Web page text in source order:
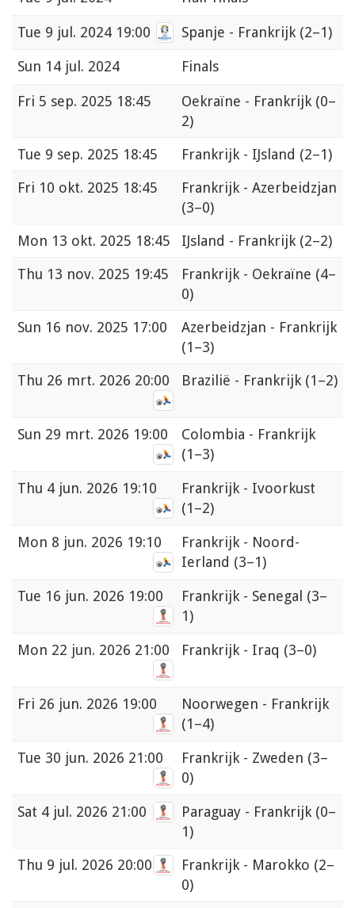
Tue 9 jul. 2024 19:00 Spanje - Frankrijk (2–1)
Sun 14 jul. 2024 Finals
Fri 5 sep. 2025 18:45 Oekraïne - Frankrijk (0–
2)
Tue 9 sep. 2025 18:45 Frankrijk - IJsland (2–1)
Fri 10 okt. 2025 18:45
Frankrijk - Azerbeidzjan
(3–0)
Mon 13 okt. 2025 18:45 IJsland - Frankrijk (2–2)
Thu 13 nov. 2025 19:45 Frankrijk - Oekraïne (4–
0)
Sun 16 nov. 2025 17:00
Azerbeidzjan - Frankrijk
(1–3)
Thu 26 mrt. 2026 20:00 Brazilië - Frankrijk (1–2)
Sun 29 mrt. 2026 19:00
Colombia - Frankrijk
(1–3)
Thu 4 jun. 2026 19:10
Frankrijk - Ivoorkust
(1–2)
Mon 8 jun. 2026 19:10
Frankrijk - Noord-
Ierland (3–1)
Tue 16 jun. 2026 19:00 Frankrijk - Senegal (3–
1)
Mon 22 jun. 2026 21:00 Frankrijk - Iraq (3–0)
Fri 26 jun. 2026 19:00
Noorwegen - Frankrijk
(1–4)
Tue 30 jun. 2026 21:00 Frankrijk - Zweden (3–
0)
Sat 4 jul. 2026 21:00 Paraguay - Frankrijk (0–
1)
Thu 9 jul. 2026 20:00 Frankrijk - Marokko (2–
0)